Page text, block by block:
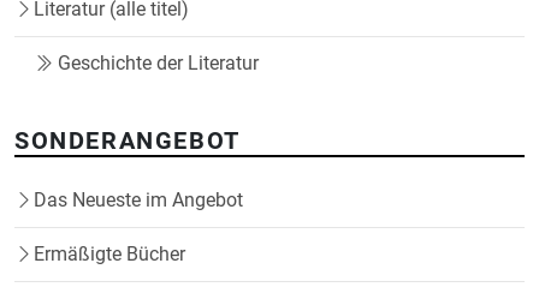
Literatur (alle titel)
Geschichte der Literatur
SONDERANGEBOT
Das Neueste im Angebot
Ermäßigte Bücher